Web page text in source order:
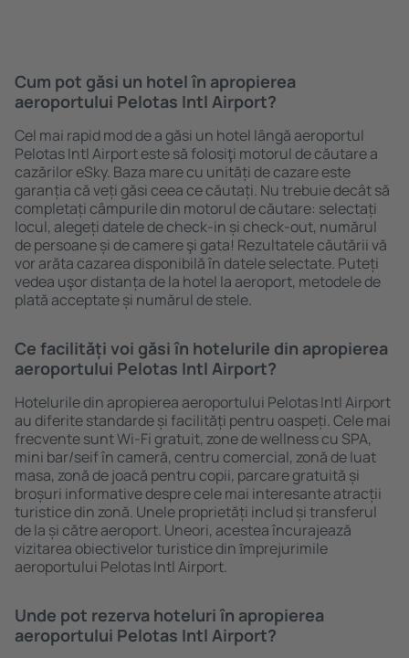
Cum pot găsi un hotel în apropierea
aeroportului Pelotas Intl Airport?
Cel mai rapid mod de a găsi un hotel lângă aeroportul
Pelotas Intl Airport este să folosiţi motorul de căutare a
cazărilor eSky. Baza mare cu unități de cazare este
garanția că veți găsi ceea ce căutați. Nu trebuie decât să
completați câmpurile din motorul de căutare: selectați
locul, alegeți datele de check-in și check-out, numărul
de persoane și de camere şi gata! Rezultatele căutării vă
vor arăta cazarea disponibilă în datele selectate. Puteți
vedea uşor distanța de la hotel la aeroport, metodele de
plată acceptate și numărul de stele.
Ce facilități voi găsi în hotelurile din apropierea
aeroportului Pelotas Intl Airport?
Hotelurile din apropierea aeroportului Pelotas Intl Airport
au diferite standarde și facilități pentru oaspeți. Cele mai
frecvente sunt Wi-Fi gratuit, zone de wellness cu SPA,
mini bar/seif în cameră, centru comercial, zonă de luat
masa, zonă de joacă pentru copii, parcare gratuită și
broșuri informative despre cele mai interesante atracții
turistice din zonă. Unele proprietăți includ și transferul
de la și către aeroport. Uneori, acestea încurajează
vizitarea obiectivelor turistice din ȋmprejurimile
aeroportului Pelotas Intl Airport.
Unde pot rezerva hoteluri în apropierea
aeroportului Pelotas Intl Airport?